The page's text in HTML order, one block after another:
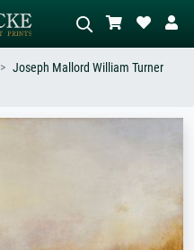
Joseph Mallord William Turner